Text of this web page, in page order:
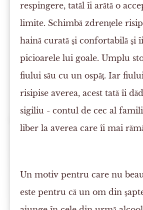
respingere, tatăl îi arătă o
limite. Schimbă zdrenţele
haină curată şi confortabilă şi
picioarele lui goale. Umplu
fiului său cu un ospăţ. Iar
risipise averea, acest tată îi
sigiliu - contul de cec al
liber la averea care îi mai
Un motiv pentru care nu
este pentru că un om din